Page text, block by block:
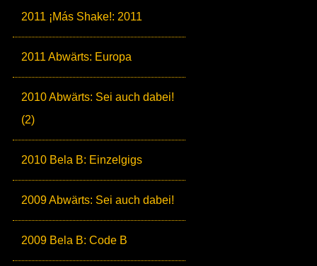
2011 ¡Más Shake!: 2011
2011 Abwärts: Europa
2010 Abwärts: Sei auch dabei!
(2)
2010 Bela B: Einzelgigs
2009 Abwärts: Sei auch dabei!
2009 Bela B: Code B